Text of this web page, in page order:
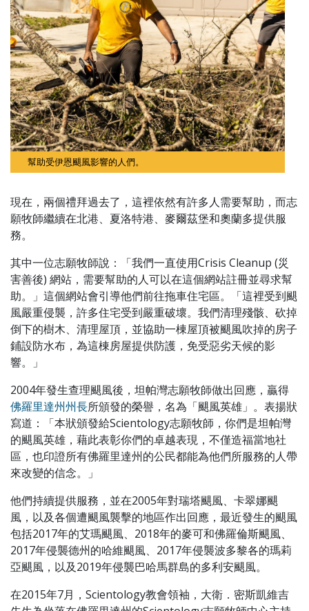
幫助受伊恩颶風影響的人們。
現在，兩個禮拜過去了，這裡依然有許多人需要幫助，而志
願牧師繼續在北港、夏洛特港、麥爾茲堡和奧蘭多提供服
務。
其中一位志願牧師說：「我們一直使用Crisis Cleanup (災
害善後) 網站，需要幫助的人可以在這個網站註冊並尋求幫
助。」這個網站會引導他們前往拖車住宅區。「這裡受到颶
風嚴重侵襲，許多住宅受到嚴重破壞。我們清理殘骸、砍掉
倒下的樹木、清理屋頂，並協助一棟屋頂被颶風吹掉的房子
鋪設防水布，為這棟房屋提供防護，免受惡劣天候的影
響。」
2004年發生查理颶風後，坦帕灣志願牧師做出回應，贏得
佛羅里達州州長所頒發的榮譽，名為「颶風英雄」。表揚狀
寫道：「本狀頒發給Scientology志願牧師，你們是坦帕灣
的颶風英雄，藉此表彰你們的卓越表現，不僅造福當地社
區，也印證所有佛羅里達州的公民都能為他們所服務的人帶
來改變的信念。」
他們持續提供服務，並在2005年對瑞塔颶風、卡翠娜颶
風，以及各個遭颶風襲擊的地區作出回應，最近發生的颶風
包括2017年的艾瑪颶風、2018年的麥可和佛羅倫斯颶風、
2017年侵襲德州的哈維颶風、2017年侵襲波多黎各的瑪莉
亞颶風，以及2019年侵襲巴哈馬群島的多利安颶風。
在2015年7月，Scientology教會領袖，大衛．密斯凱維吉